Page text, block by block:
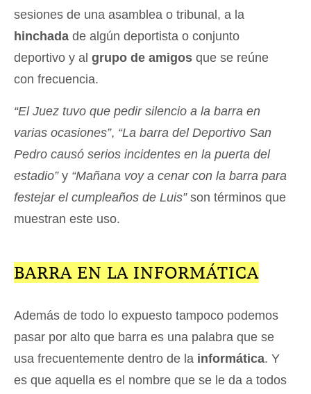
sesiones de una asamblea o tribunal, a la
hinchada de algún deportista o conjunto
deportivo y al grupo de amigos que se reúne
con frecuencia.
“El Juez tuvo que pedir silencio a la barra en
varias ocasiones”, “La barra del Deportivo San
Pedro causó serios incidentes en la puerta del
estadio”y “Mañana voy a cenar con la barra para
festejar el cumpleaños de Luis”son términos que
muestran este uso.
BARRA EN LA INFORMÁTICA
Además de todo lo expuesto tampoco podemos
pasar por alto que barra es una palabra que se
usa frecuentemente dentro de la informática. Y
es que aquella es el nombre que se le da a todos